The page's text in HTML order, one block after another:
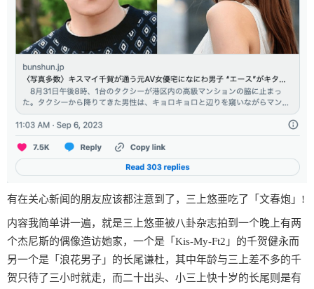
有在关心新闻的朋友应该都注意到了，三上悠亜吃了「文春炮」!
内容我简单讲一遍，就是三上悠亜被八卦杂志拍到一个晚上有两
个杰尼斯的偶像造访她家，一个是「Kis-My-Ft2」的千贺健永而
另一个是「浪花男子」的长尾谦杜，其中年龄与三上差不多的千
贺只待了三小时就走，而二十出头、小三上快十岁的长尾则是有